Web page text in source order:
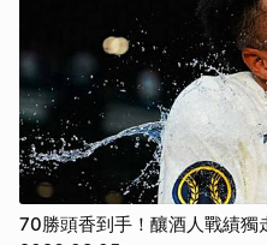
70勝頭香到手！釀酒人戰績獨